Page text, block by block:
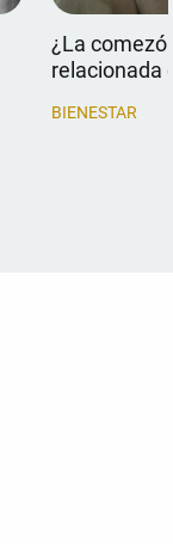
¿La
relacionada
BIENESTAR